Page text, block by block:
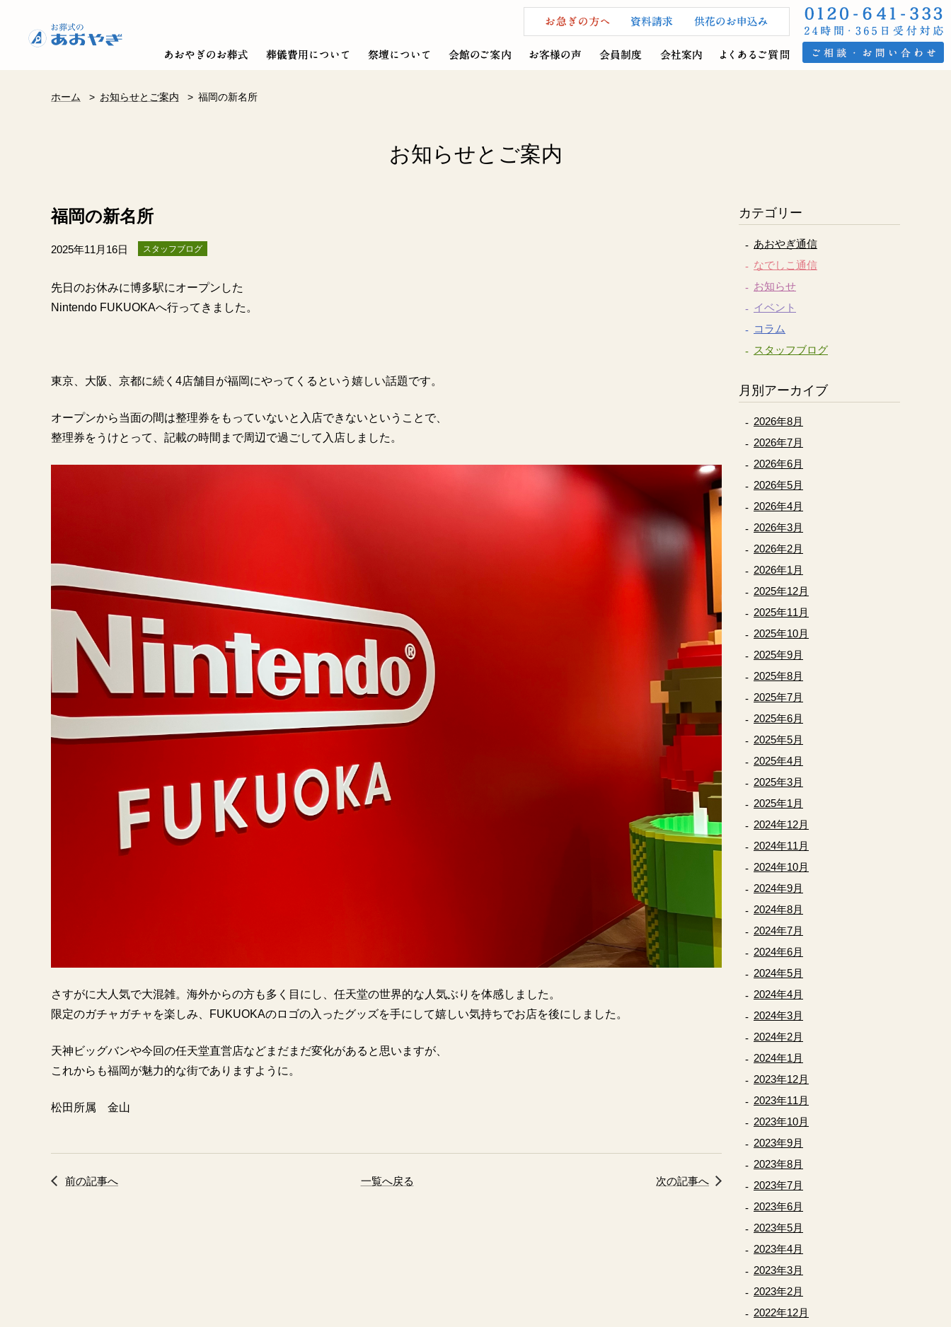
ホーム > お知らせとご案内 > 福岡の新名所
お知らせとご案内
福岡の新名所
2025年11月16日 スタッフブログ
先日のお休みに博多駅にオープンした
Nintendo FUKUOKAへ行ってきました。
東京、大阪、京都に続く4店舗目が福岡にやってくるという嬉しい話題です。
オープンから当面の間は整理券をもっていないと入店できないということで、
整理券をうけとって、記載の時間まで周辺で過ごして入店しました。
さすがに大人気で大混雑。海外からの方も多く目にし、任天堂の世界的な人気ぶりを体感しました。
限定のガチャガチャを楽しみ、FUKUOKAのロゴの入ったグッズを手にして嬉しい気持ちでお店を後にしました。
天神ビッグバンや今回の任天堂直営店などまだまだ変化があると思いますが、
これからも福岡が魅力的な街でありますように。
松田所属 金山
前の記事へ 一覧へ戻る 次の記事へ
カテゴリー
あおやぎ通信
なでしこ通信
お知らせ
イベント
コラム
スタッフブログ
月別アーカイブ
2026年8月
2026年7月
2026年6月
2026年5月
2026年4月
2026年3月
2026年2月
2026年1月
2025年12月
2025年11月
2025年10月
2025年9月
2025年8月
2025年7月
2025年6月
2025年5月
2025年4月
2025年3月
2025年1月
2024年12月
2024年11月
2024年10月
2024年9月
2024年8月
2024年7月
2024年6月
2024年5月
2024年4月
2024年3月
2024年2月
2024年1月
2023年12月
2023年11月
2023年10月
2023年9月
2023年8月
2023年7月
2023年6月
2023年5月
2023年4月
2023年3月
2023年2月
2022年12月